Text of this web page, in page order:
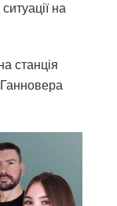
на
станція
Ганновера